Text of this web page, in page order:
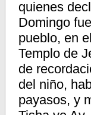
quienes
Domingo
pueblo, en
Templo de
de
del niño,
payasos, y